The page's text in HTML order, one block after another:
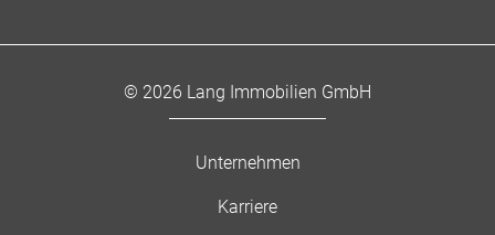
© 2026 Lang Immobilien GmbH
Unternehmen
Karriere